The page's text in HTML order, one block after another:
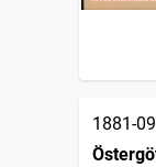
1881-